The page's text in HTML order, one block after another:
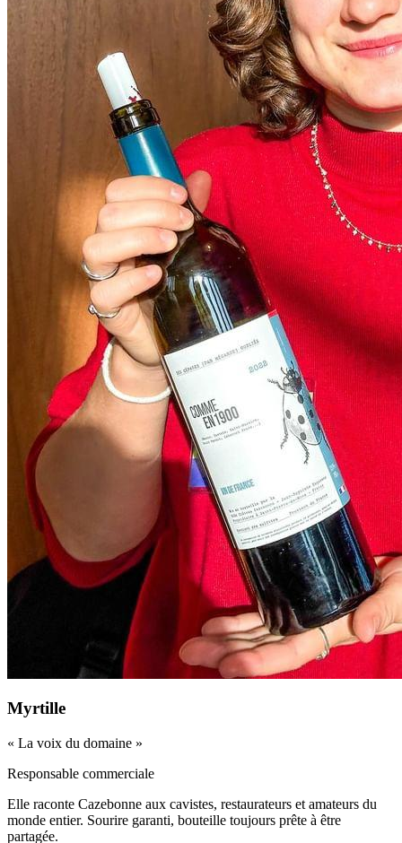
Myrtille
« La voix du domaine »
Responsable commerciale
Elle raconte Cazebonne aux cavistes, restaurateurs et amateurs du
monde entier. Sourire garanti, bouteille toujours prête à être
partagée.